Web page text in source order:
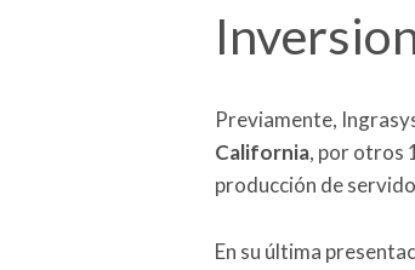
Previamente,
California, por otros
producción de
En su última